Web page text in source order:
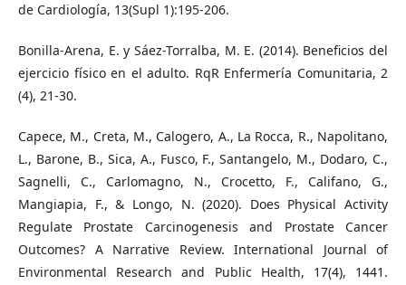
de Cardiología, 13(Supl 1):195-206.
Bonilla-Arena, E. y Sáez-Torralba, M. E. (2014). Beneficios del
ejercicio físico en el adulto. RqR Enfermería Comunitaria, 2
(4), 21-30.
Capece, M., Creta, M., Calogero, A., La Rocca, R., Napolitano,
L., Barone, B., Sica, A., Fusco, F., Santangelo, M., Dodaro, C.,
Sagnelli, C., Carlomagno, N., Crocetto, F., Califano, G.,
Mangiapia, F., & Longo, N. (2020). Does Physical Activity
Regulate Prostate Carcinogenesis and Prostate Cancer
Outcomes? A Narrative Review. International Journal of
Environmental Research and Public Health, 17(4), 1441.